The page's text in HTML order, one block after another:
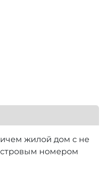
жилой дом с не
номером